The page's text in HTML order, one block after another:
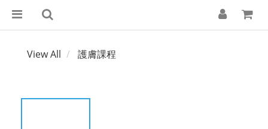
View All 護膚課程